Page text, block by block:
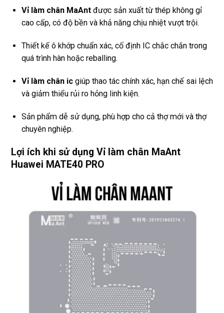
Vỉ làm chân MaAnt được sản xuất từ thép không gỉ
cao cấp, có độ bền và khả năng chịu nhiệt vượt trội.
Thiết kế ô khớp chuẩn xác, cố định IC chắc chắn trong
quá trình hàn hoặc reballing.
Vỉ làm chân ic giúp thao tác chính xác, hạn chế sai lệch
và giảm thiểu rủi ro hỏng linh kiện.
Sản phẩm dễ sử dụng, phù hợp cho cả thợ mới và thợ
chuyên nghiệp.
Lợi ích khi sử dụng Vỉ làm chân MaAnt
Huawei MATE40 PRO